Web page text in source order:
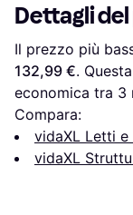
Dettagli
Il prezzo più
132,99 €.
economica tra 3
Compara:
vidaXL Letti e
vidaXL